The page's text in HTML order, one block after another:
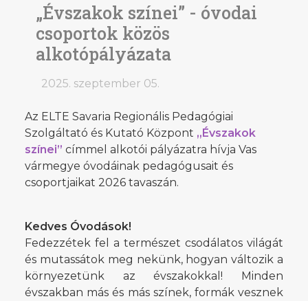
„Évszakok színei” - óvodai
csoportok közös
alkotópályázata
2025. szeptember 05.
Az ELTE Savaria Regionális Pedagógiai
Szolgáltató és Kutató Központ „Évszakok
színei” címmel alkotói pályázatra hívja Vas
vármegye óvodáinak pedagógusait és
csoportjaikat 2026 tavaszán.
Kedves Óvodások!
Fedezzétek fel a természet csodálatos világát
és mutassátok meg nekünk, hogyan változik a
környezetünk az évszakokkal! Minden
évszakban más és más színek, formák vesznek